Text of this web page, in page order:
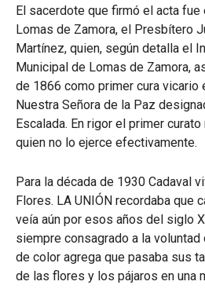
El sacerdote que firmó el acta
Lomas de Zamora, el Presbítero
Martínez, quien, según detalla el
Municipal de Lomas de Zamora,
de 1866 como primer cura vicario
Nuestra Señora de la Paz
Escalada. En rigor el primer curato
quien no lo ejerce efectivamente.
Para la década de 1930 Cadaval
Flores. LA UNIÓN recordaba que
veía aún por esos años del siglo
siempre consagrado a la
de color agrega que pasaba sus
de las flores y los pájaros en una